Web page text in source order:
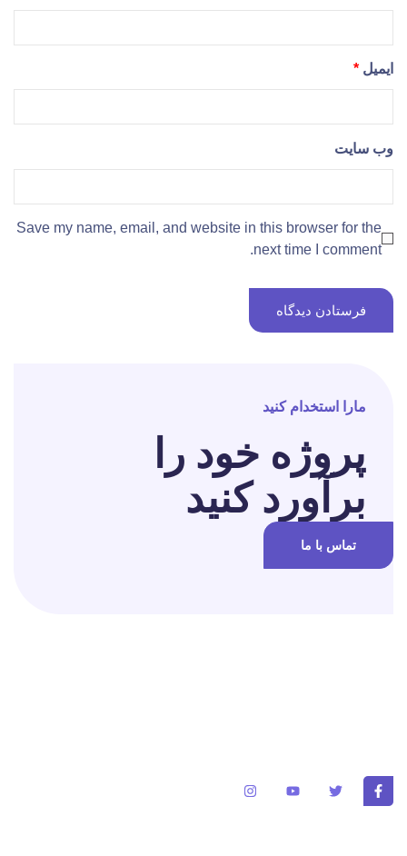
ایمیل *
وب‌ سایت
Save my name, email, and website in this browser for the
next time I comment.
مارا استخدام کنید
پروژه خود را
برآورد کنید
تماس با ما